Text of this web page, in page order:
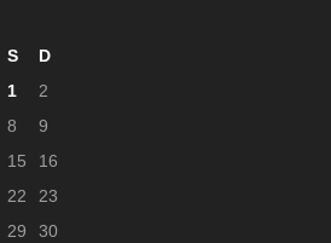
S
D
1
2
8
9
15
16
22
23
29
30